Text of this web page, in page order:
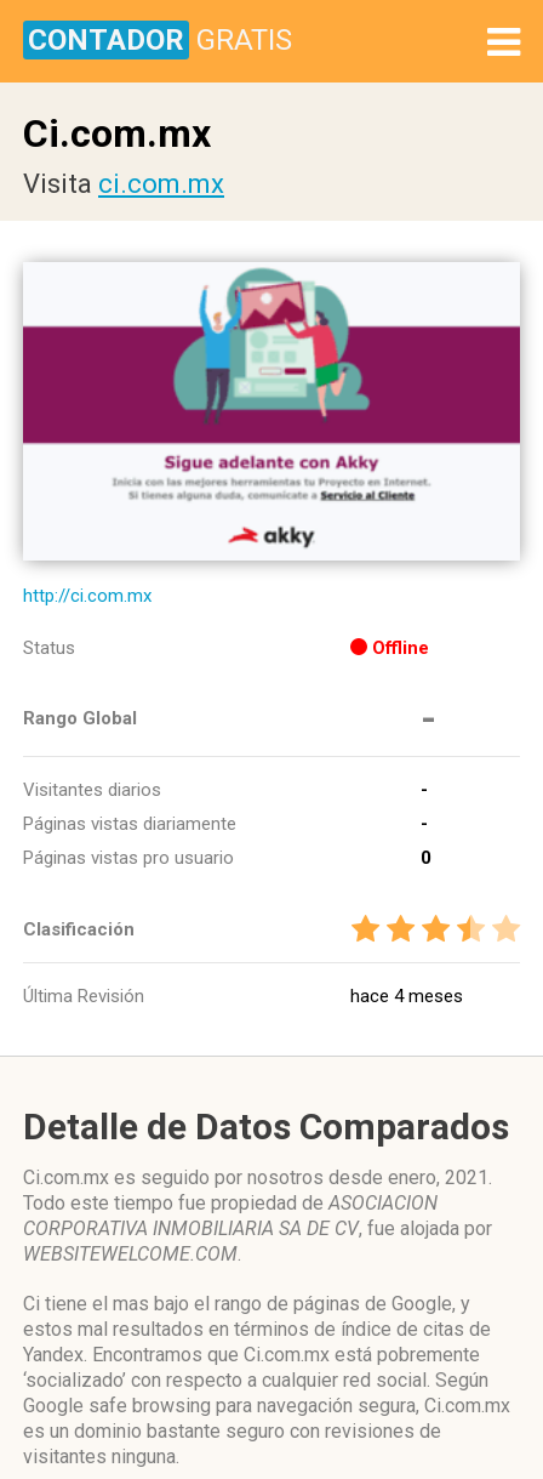
CONTADOR GRATIS
Ci.com.mx
Visita ci.com.mx
http://ci.com.mx
Status Offline
Rango Global -
Visitantes diarios
-
Páginas vistas diariamente
-
Páginas vistas pro usuario
0
Clasificación
Última Revisión hace 4 meses
Detalle de Datos Comparados
Ci.com.mx es seguido por nosotros desde enero, 2021.
Todo este tiempo fue propiedad deASOCIACION
CORPORATIVA INMOBILIARIA SA DE CV, fue alojada por
WEBSITEWELCOME.COM.
Ci tiene el mas bajo el rango de páginas de Google, y
estos mal resultados en términos de índice de citas de
Yandex. Encontramos que Ci.com.mx está pobremente
‘socializado’ con respecto a cualquier red social. Según
Google safe browsing para navegación segura, Ci.com.mx
es un dominio bastante seguro con revisiones de
visitantes ninguna.